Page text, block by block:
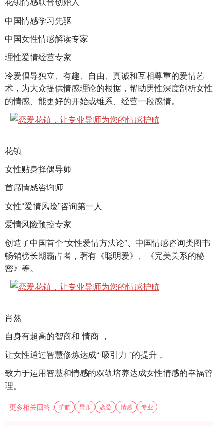
中国情感学习先驱
中国女性情感解读专家
理性爱情经营专家
冷爱倡导独立、有趣、自由、真诚和互相尊重的爱情艺
术，为大众提供情感理论的根据，帮助男性深度剖析女性
的情感、能更好的开始或维系、经营一段感情。
花镇
女性贴身择偶导师
首席情感咨询师
女性“爱情风险”咨询第一人
爱情风险预控专家
创造了中国首个“女性爱情方法论”、中国情感咨询类图书
畅销榜长期霸占者，著有《聪明爱》、《完美关系的秘
密》等。
肖然
自身有超高的智商和情商 ，
让女性通过智慧修炼达成“ 吸引力 ”的提升，
致力于运用智慧和情感的双轨培养达成女性情感的幸福管
理。
更多相关回答 : 护航 导师 恋爱 情感 专业